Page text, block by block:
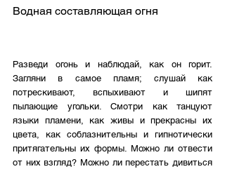
Водная составляющая огня
Разведи огонь и наблюдай, как он горит.
Загляни в самое пламя; слушай как
потрескивают, вспыхивают и шипят
пылающие угольки. Смотри как танцуют
языки пламени, как живы и прекрасны их
цвета, как соблазнительны и гипнотически
притягательны их формы. Можно ли отвести
от них взгляд? Можно ли перестать дивиться